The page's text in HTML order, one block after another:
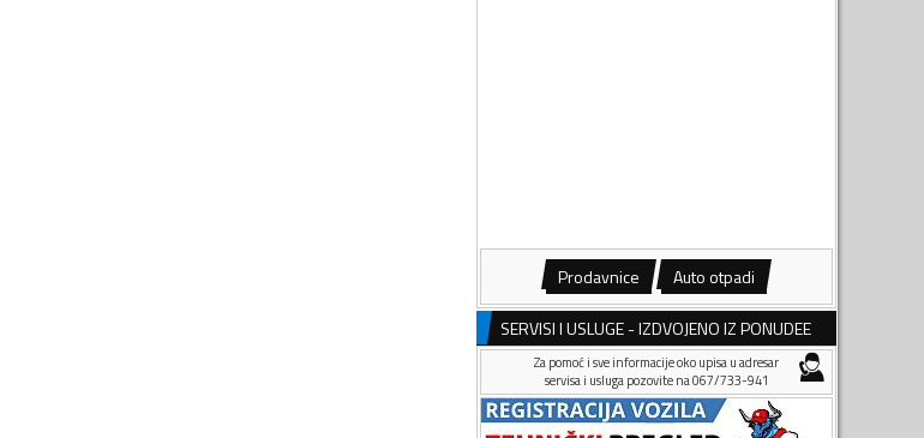
Prodavnice Auto otpadi
SERVISI I USLUGE - IZDVOJENO IZ PONUDEE
Za pomoć i sve informacije oko upisa u adresar
servisa i usluga pozovite na 067/733-941